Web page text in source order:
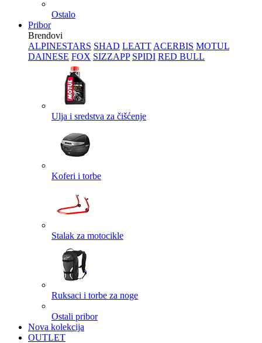
Ostalo
Pribor
Brendovi
ALPINESTARS SHAD LEATT ACERBIS MOTUL
DAINESE FOX SIZZAPP SPIDI RED BULL
Ulja i sredstva za čišćenje
Koferi i torbe
Stalak za motocikle
Ruksaci i torbe za noge
Ostali pribor
Nova kolekcija
OUTLET